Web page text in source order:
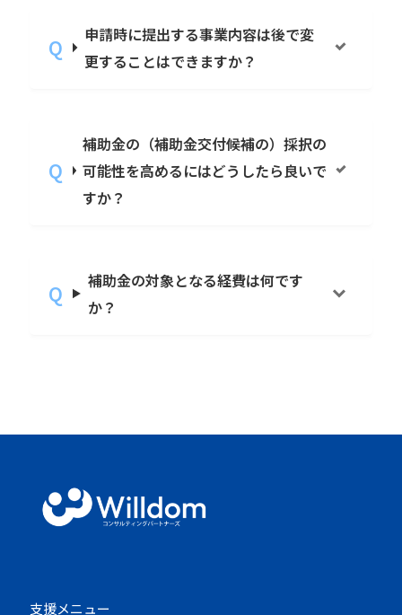
申請時に提出する事業内容は後で変
更することはできますか？
補助金の（補助金交付候補の）採択の
可能性を高めるにはどうしたら良いで
すか？
補助金の対象となる経費は何です
か？
支援メニュー